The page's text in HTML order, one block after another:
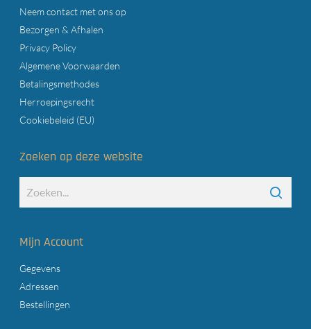
Neem contact met ons op
Bezorgen & Afhalen
Privacy Policy
Algemene Voorwaarden
Betalingsmethodes
Herroepingsrecht
Cookiebeleid (EU)
Zoeken op deze website
Mijn Account
Gegevens
Adressen
Bestellingen